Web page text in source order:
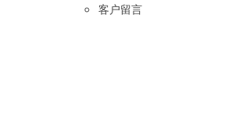
客户留言